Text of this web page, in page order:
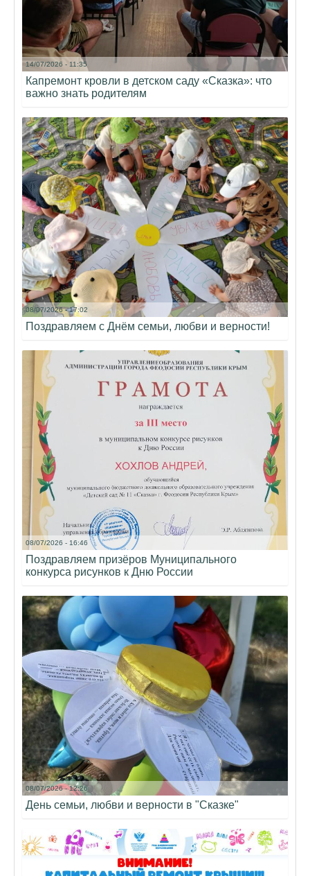
14/07/2026 - 11:35
Капремонт кровли в детском саду «Сказка»: что
важно знать родителям
08/07/2026 - 17:02
Поздравляем с Днём семьи, любви и верности!
08/07/2026 - 16:46
Поздравляем призёров Муниципального
конкурса рисунков к Дню России
08/07/2026 - 12:26
День семьи, любви и верности в "Сказке"